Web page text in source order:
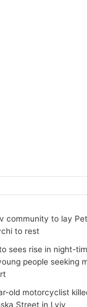
community to lay
to rest
sees rise in night-
people seeking
old motorcyclist
Street in Lviv